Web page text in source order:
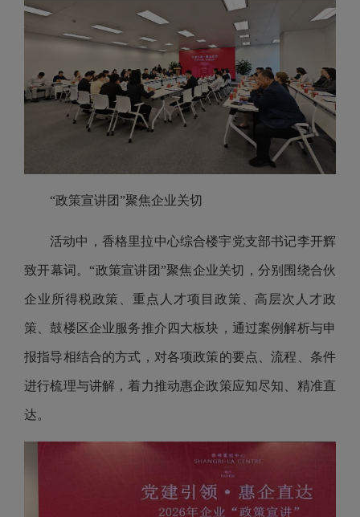
“政策宣讲团”聚焦企业关切
活动中，香格里拉中心综合楼宇党支部书记李开辉
致开幕词。“政策宣讲团”聚焦企业关切，分别围绕合伙
企业所得税政策、重点人才项目政策、高层次人才政
策、鼓楼区企业服务推介四大板块，通过案例解析与申
报指导相结合的方式，对各项政策的要点、流程、条件
进行梳理与讲解，着力推动惠企政策应知尽知、精准直
达。